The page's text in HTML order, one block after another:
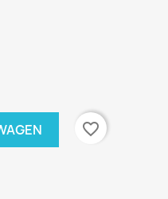
favorite_border